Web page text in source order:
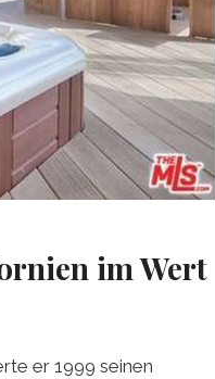
im Wert
er 1999 seinen